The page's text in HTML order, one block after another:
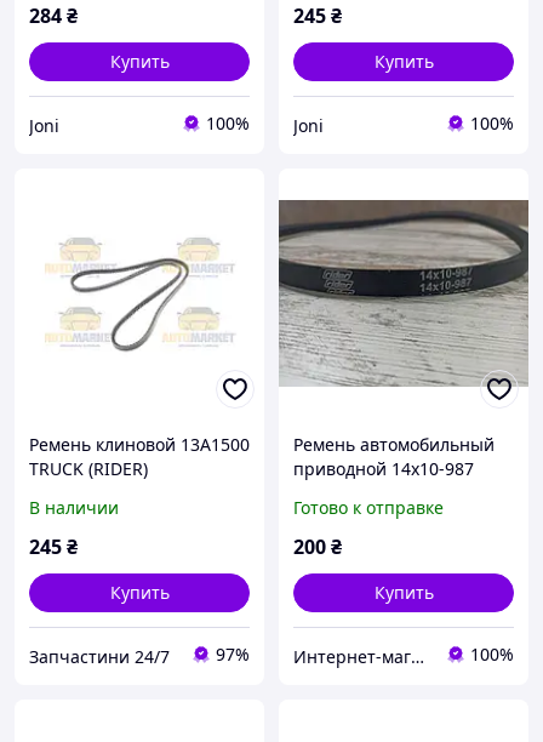
284₴
Купить
Joni 100%
245₴
Купить
Joni 100%
Ремень клиновой 13A1500
TRUCK (RIDER)
В наличии
245₴
Купить
Запчастини 24/7 97%
Ремень автомобильный
приводной 14х10-987
Готово к отправке
200₴
Купить
Интернет-магазин Автозапчасти 100%